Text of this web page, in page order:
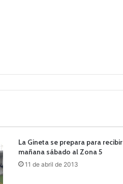
La Gineta se prepara para recibir
mañana sábado al Zona 5
11 de abril de 2013